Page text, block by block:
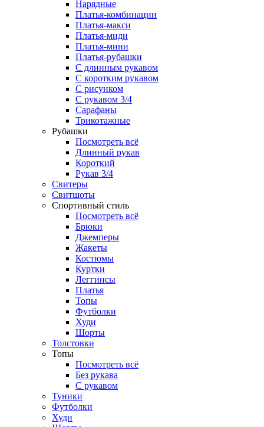
Нарядные
Платья-комбинации
Платья-макси
Платья-миди
Платья-мини
Платья-рубашки
С длинным рукавом
С коротким рукавом
С рисунком
С рукавом 3/4
Сарафаны
Трикотажные
Рубашки
Посмотреть всё
Длинный рукав
Короткий
Рукав 3/4
Свитеры
Свитшоты
Спортивный стиль
Посмотреть всё
Брюки
Джемперы
Жакеты
Костюмы
Куртки
Леггинсы
Платья
Топы
Футболки
Худи
Шорты
Толстовки
Топы
Посмотреть всё
Без рукава
С рукавом
Туники
Футболки
Худи